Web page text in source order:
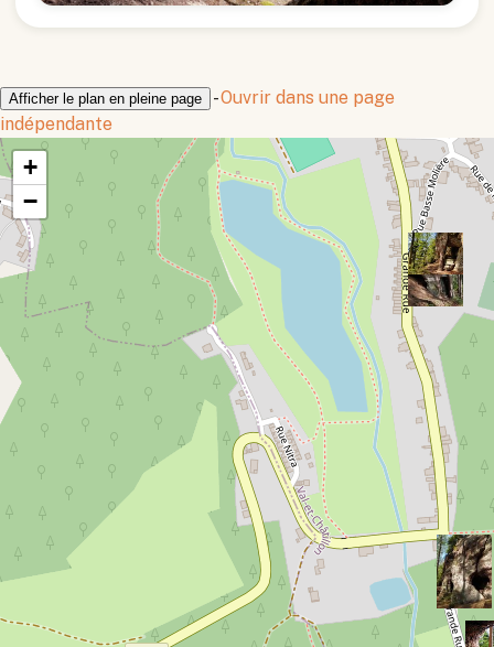
Afficher le plan en pleine page -Ouvrir dans une page
indépendante